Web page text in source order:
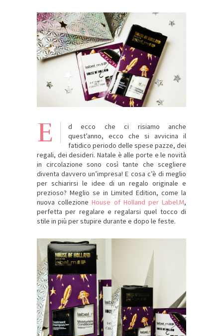
E
d ecco che ci risiamo anche
quest’anno, ecco che si avvicina il
fatidico periodo delle spese pazze, dei
regali, dei desideri. Natale è alle porte e le novità
in circolazione sono così tante che scegliere
diventa davvero un’impresa! E cosa c’è di meglio
per schiarirsi le idee di un regalo originale e
prezioso? Meglio se in Limited Edition, come la
nuova collezioneHouse of Holland per Label.M,
perfetta per regalare e regalarsi quel tocco di
stile in più per stupire durante e dopo le feste.